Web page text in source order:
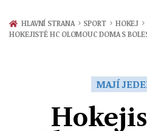
Zprávy
Ekonomika
HLAVNÍ STRANA › SPORT › HOKEJ ›
HOKEJISTÉ HC OLOMOUC DOMA S
MAJÍ